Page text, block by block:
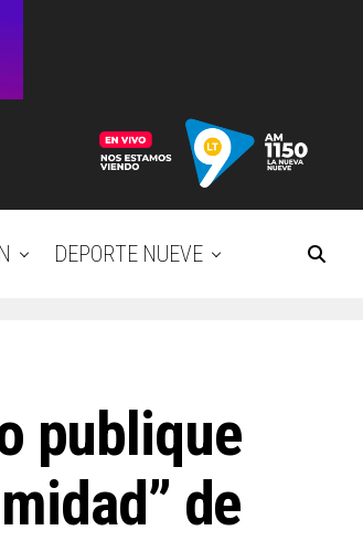
DEPORTE NUEVE
publique
de